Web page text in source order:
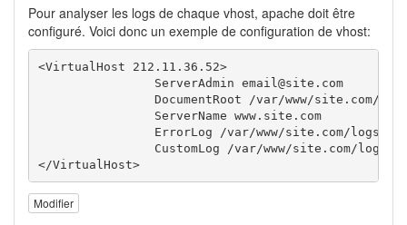
Pour analyser les logs de chaque vhost, apache doit être
configuré. Voici donc un exemple de configuration de vhost:
<VirtualHost 212.11.36.52>
</VirtualHost>
Modifier